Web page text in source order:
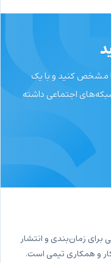
را مشخص کنید و با یک
اجتماعی داشته
زمان‌بندی و انتشار
و همکاری تیمی است.